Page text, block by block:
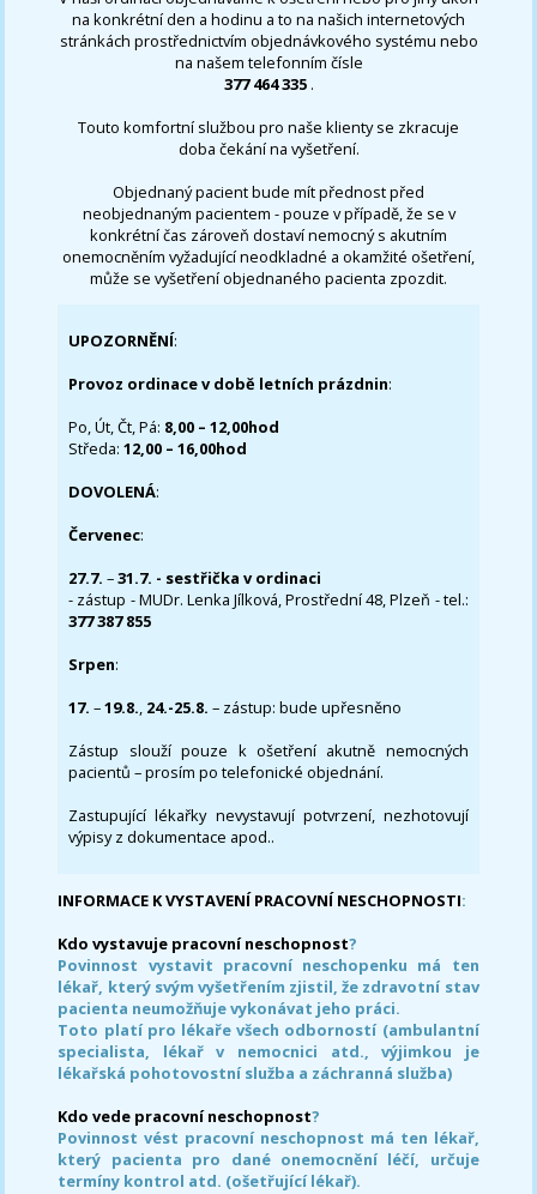
na konkrétní den a hodinu a to na našich internetových
stránkách prostřednictvím objednávkového systému nebo
na našem telefonním čísle
377 464 335 .
Touto komfortní službou pro naše klienty se zkracuje
doba čekání na vyšetření.
Objednaný pacient bude mít přednost před
neobjednaným pacientem - pouze v případě, že se v
konkrétní čas zároveň dostaví nemocný s akutním
onemocněním vyžadující neodkladné a okamžité ošetření,
může se vyšetření objednaného pacienta zpozdit.
UPOZORNĚNÍ:
Provoz ordinace v době letních prázdnin:
Po, Út, Čt, Pá: 8,00 – 12,00hod
Středa:12,00 – 16,00hod
DOVOLENÁ:
Červenec:
27.7.–31.7. - sestřička v ordinaci
- zástup - MUDr. Lenka Jílková, Prostřední 48, Plzeň - tel.:
377 387 855
Srpen:
17. –19.8., 24.-25.8. – zástup: bude upřesněno
Zástup slouží pouze k ošetření akutně nemocných
pacientů – prosím po telefonické objednání.
Zastupující lékařky nevystavují potvrzení, nezhotovují
výpisy z dokumentace apod..
INFORMACE K VYSTAVENÍ PRACOVNÍ NESCHOPNOSTI:
Kdo vystavuje pracovní neschopnost?
Povinnost vystavit pracovní neschopenku má ten
lékař, který svým vyšetřením zjistil, že zdravotní stav
pacienta neumožňuje vykonávat jeho práci.
Toto platí pro lékaře všech odborností (ambulantní
specialista, lékař v nemocnici atd., výjimkou je
lékařská pohotovostní služba a záchranná služba)
Kdo vede pracovní neschopnost?
Povinnost vést pracovní neschopnost má ten lékař,
který pacienta pro dané onemocnění léčí, určuje
termíny kontrol atd. (ošetřující lékař).